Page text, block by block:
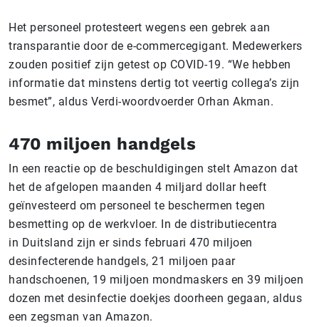
Het personeel protesteert wegens een gebrek aan
transparantie door de e-commercegigant. Medewerkers
zouden positief zijn getest op COVID-19. “We hebben
informatie dat minstens dertig tot veertig collega’s zijn
besmet”, aldus Verdi-woordvoerder Orhan Akman.
470 miljoen handgels
In een reactie op de beschuldigingen stelt Amazon dat
het de afgelopen maanden 4 miljard dollar heeft
geïnvesteerd om personeel te beschermen tegen
besmetting op de werkvloer. In de distributiecentra
in Duitsland zijn er sinds februari 470 miljoen
desinfecterende handgels, 21 miljoen paar
handschoenen, 19 miljoen mondmaskers en 39 miljoen
dozen met desinfectie doekjes doorheen gegaan, aldus
een zegsman van Amazon.